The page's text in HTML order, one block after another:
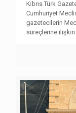
Kıbrıs Türk
Cumhuriyet
gazetecilerin
süreçlerine